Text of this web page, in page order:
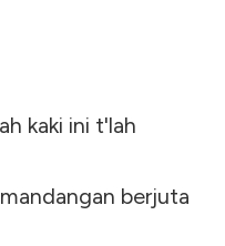
kaki ini t'lah
berjuta